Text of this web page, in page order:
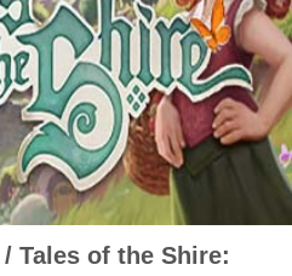
/ Tales of the Shire: